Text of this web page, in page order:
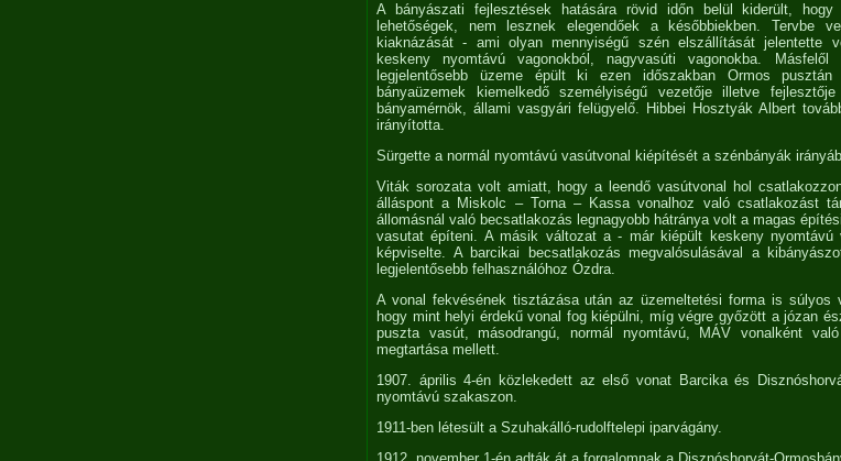
A bányászati fejlesztések hatására rövid időn belül kiderült,
lehetőségek, nem lesznek elegendőek a későbbiekben. Tervbe
kiaknázását - ami olyan mennyiségű szén elszállítását jelentette
keskeny nyomtávú vagonokból, nagyvasúti vagonokba.
legjelentősebb üzeme épült ki ezen időszakban Ormos
bányaüzemek kiemelkedő személyiségű vezetője illetve
bányamérnök, állami vasgyári felügyelő. Hibbei Hosztyák Albert
irányította.
Sürgette a normál nyomtávú vasútvonal kiépítését a szénbányák
Viták sorozata volt amiatt, hogy a leendő vasútvonal hol
álláspont a Miskolc – Torna – Kassa vonalhoz való csatlakozást
állomásnál való becsatlakozás legnagyobb hátránya volt a magas
vasutat építeni. A másik változat a - már kiépült keskeny nyomtávú
képviselte. A barcikai becsatlakozás megvalósulásával a
legjelentősebb felhasználóhoz Ózdra.
A vonal fekvésének tisztázása után az üzemeltetési forma is súlyos
hogy mint helyi érdekű vonal fog kiépülni, míg végre győzött a józan
puszta vasút, másodrangú, normál nyomtávú, MÁV vonalként
megtartása mellett.
1907. április 4-én közlekedett az első vonat Barcika és
nyomtávú szakaszon.
1911-ben létesült a Szuhakálló-rudolftelepi iparvágány.